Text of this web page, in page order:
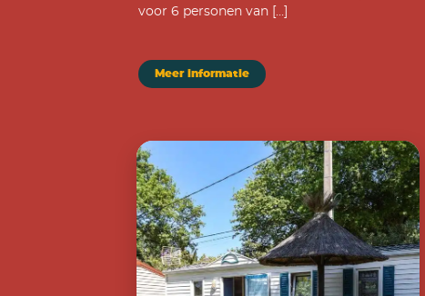
voor 6 personen van […]
Meer informatie